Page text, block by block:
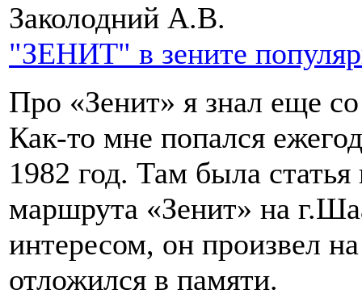
Заколодний А.В.
"ЗЕНИТ" в зените
Про «Зенит» я знал еще
Как-то мне попался
1982 год. Там была
маршрута «Зенит» на
интересом, он произвел
отложился в памяти.